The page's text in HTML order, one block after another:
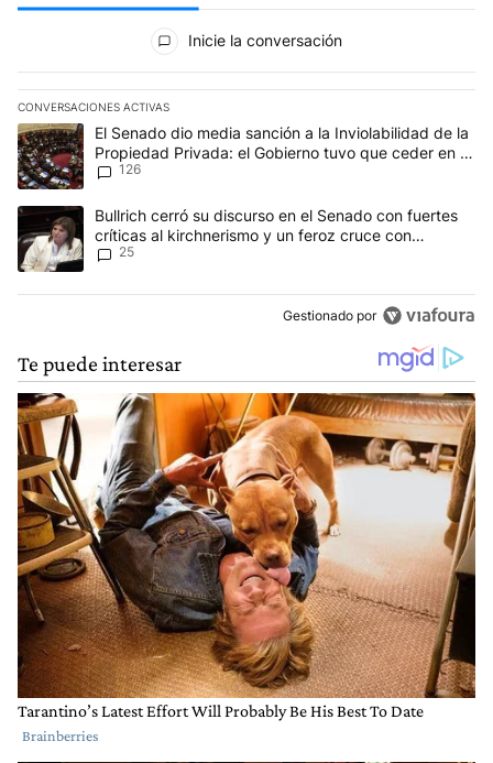
Inicie la conversación
CONVERSACIONES ACTIVAS
Este listado muestra los artículos con más comentarios en los
Un artículo de tendencia con el título "El Senado dio media
El Senado dio media sanción a la Inviolabilidad de la
Propiedad Privada: el Gobierno tuvo que ceder en la
Ley del Manejo del Fuego
126
Un artículo de tendencia con el título "Bullrich cerró su discurso
Bullrich cerró su discurso en el Senado con fuertes
críticas al kirchnerismo y un feroz cruce con
Capitanich al que le gritó “¡cállate!”
25
Gestionado por